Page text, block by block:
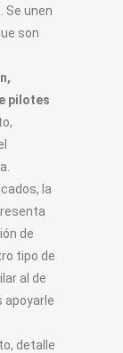
Se unen
son
pilotes
la
de
tipo de
al de
apoyarle
detalle